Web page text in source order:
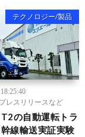
テクノロジー/製品
プレスリリースなど
の自動運転トラ
線輸送実証実験